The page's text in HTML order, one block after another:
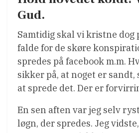
Gud.
Samtidig skal vi kristne dog
falde for de skøre
spredes på facebook m.m.
sikker på, at noget er sandt,
at sprede det. Der er
En sen aften var jeg selv
løgn, der spredes. Jeg